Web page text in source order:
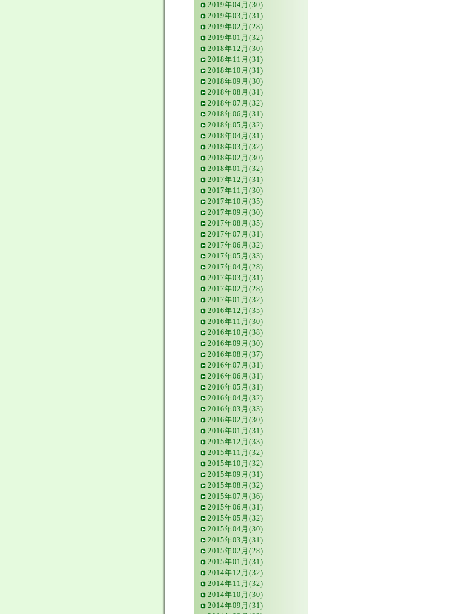
2019年04月(30)
2019年03月(31)
2019年02月(28)
2019年01月(32)
2018年12月(30)
2018年11月(31)
2018年10月(31)
2018年09月(30)
2018年08月(31)
2018年07月(32)
2018年06月(31)
2018年05月(32)
2018年04月(31)
2018年03月(32)
2018年02月(30)
2018年01月(32)
2017年12月(31)
2017年11月(30)
2017年10月(35)
2017年09月(30)
2017年08月(35)
2017年07月(31)
2017年06月(32)
2017年05月(33)
2017年04月(28)
2017年03月(31)
2017年02月(28)
2017年01月(32)
2016年12月(35)
2016年11月(30)
2016年10月(38)
2016年09月(30)
2016年08月(37)
2016年07月(31)
2016年06月(31)
2016年05月(31)
2016年04月(32)
2016年03月(33)
2016年02月(30)
2016年01月(31)
2015年12月(33)
2015年11月(32)
2015年10月(32)
2015年09月(31)
2015年08月(32)
2015年07月(36)
2015年06月(31)
2015年05月(32)
2015年04月(30)
2015年03月(31)
2015年02月(28)
2015年01月(31)
2014年12月(32)
2014年11月(32)
2014年10月(30)
2014年09月(31)